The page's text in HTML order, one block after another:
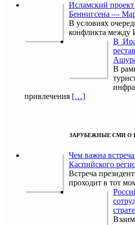
Исламский
Беннигсена —
В условиях
конфликта между
В
В
привлечения […]
ЗАРУБЕЖНЫЕ СМИ О
Чем важна
Каспийского
Встреча
проходит в тот